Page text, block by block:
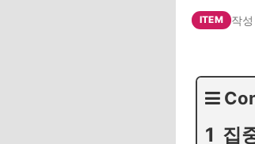
ITEM 작성
집